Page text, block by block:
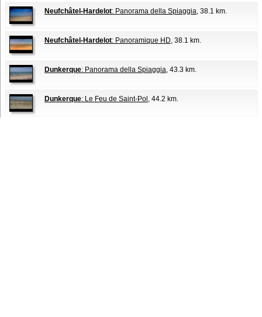
Neufchâtel-Hardelot: Panorama della Spiaggia, 38.1 km.
Neufchâtel-Hardelot: Panoramique HD, 38.1 km.
Dunkerque: Panorama della Spiaggia, 43.3 km.
Dunkerque: Le Feu de Saint-Pol , 44.2 km.